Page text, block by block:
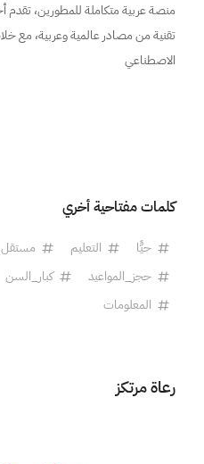
منصة عربية متكاملة للمطورين، تقدم
تقنية من مصادر عالمية وعربية، مع
الاصطناعي
كلمات مفتاحية أخري
حيًّا التعليم مستقل
حجز_المواعيد
كبار_السن
المعلومات
رعاة مرتكز